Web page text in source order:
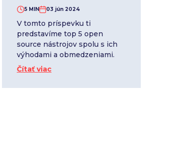
5 MIN 03 jún 2024
V tomto príspevku ti
predstavíme top 5 open
source nástrojov spolu s ich
výhodami a obmedzeniami.
Čítať viac